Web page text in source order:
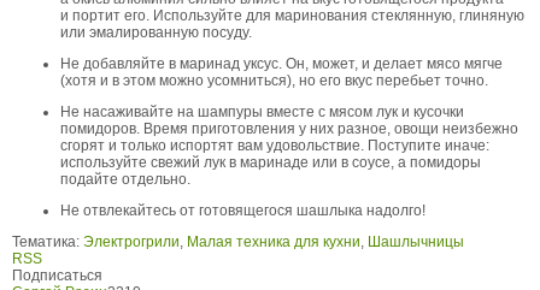
и портит его. Используйте для маринования стеклянную, глиняную
или эмалированную посуду.
Не добавляйте в маринад уксус. Он, может, и делает мясо мягче
(хотя и в этом можно усомниться), но его вкус перебьет точно.
Не насаживайте на шампуры вместе с мясом лук и кусочки
помидоров. Время приготовления у них разное, овощи неизбежно
сгорят и только испортят вам удовольствие. Поступите иначе:
используйте свежий лук в маринаде или в соусе, а помидоры
подайте отдельно.
Не отвлекайтесь от готовящегося шашлыка надолго!
Тематика: Электрогрили Малая техника для кухни Шашлычницы
RSS
Подписаться